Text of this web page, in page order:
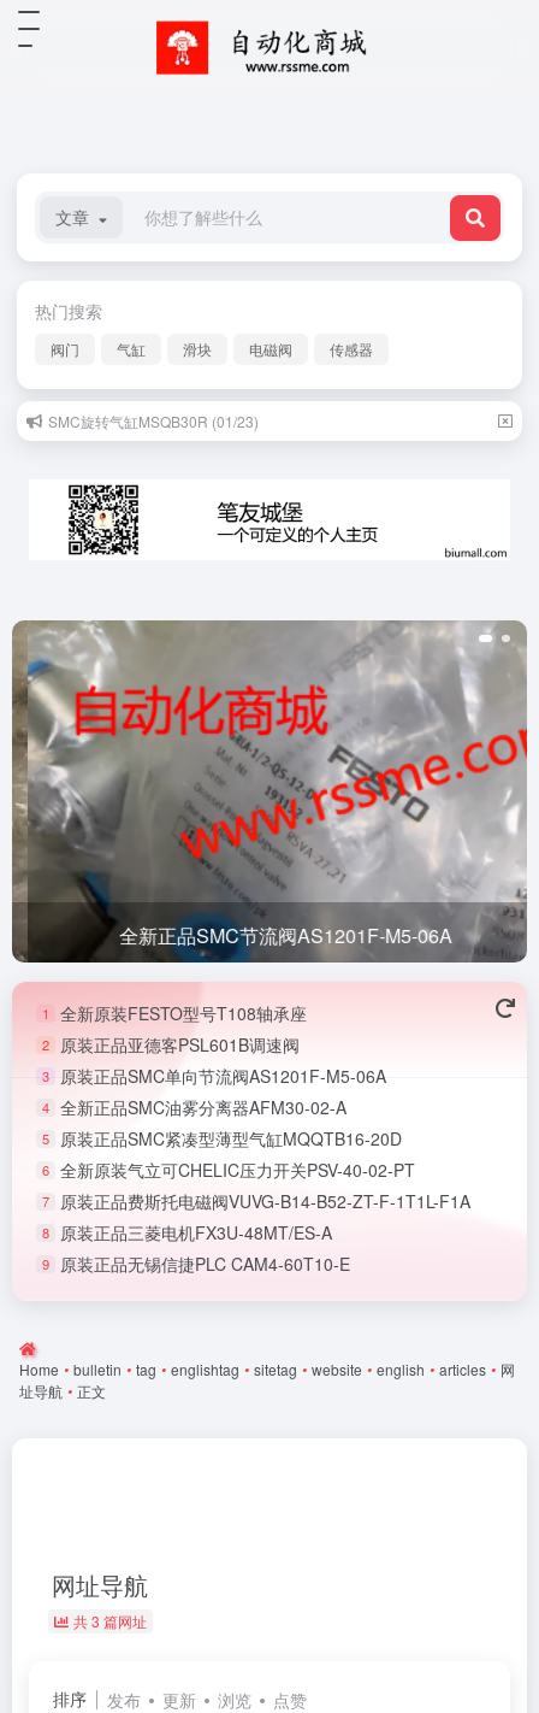
文章
热门搜索
阀门 气缸 滑块 电磁阀 传感器
SMC旋转气缸MSQB30R (01/23)
全新正品SMC节流阀AS1201F-M5-06A
1 全新原装FESTO型号T108轴承座
2 原装正品亚德客PSL601B调速阀
3 原装正品SMC单向节流阀AS1201F-M5-06A
4 全新正品SMC油雾分离器AFM30-02-A
5 原装正品SMC紧凑型薄型气缸MQQTB16-20D
6 全新原装气立可CHELIC压力开关PSV-40-02-PT
7 原装正品费斯托电磁阀VUVG-B14-B52-ZT-F-1T1L-F1A
8 原装正品三菱电机FX3U-48MT/ES-A
9 原装正品无锡信捷PLC CAM4-60T10-E
Home • bulletin • tag • englishtag • sitetag • website • english • articles • 网
址导航 • 正文
网址导航
共 3 篇网址
排序 发布 更新 浏览 点赞